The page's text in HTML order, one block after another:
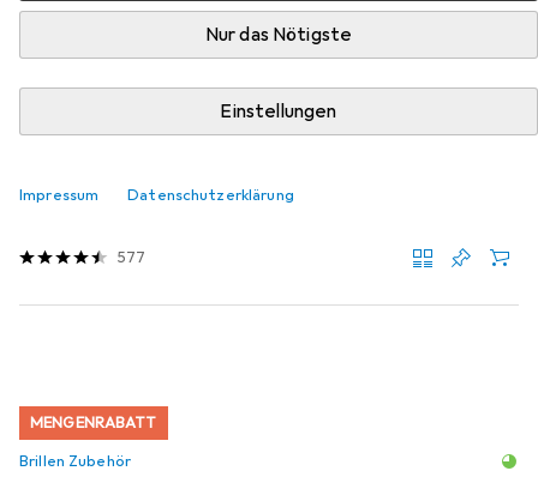
Nur das Nötigste
Einstellungen
Impressum Datenschutzerklärung
EUR
14,36 bei 4 Stück
577
MENGENRABATT
Brillen Zubehör